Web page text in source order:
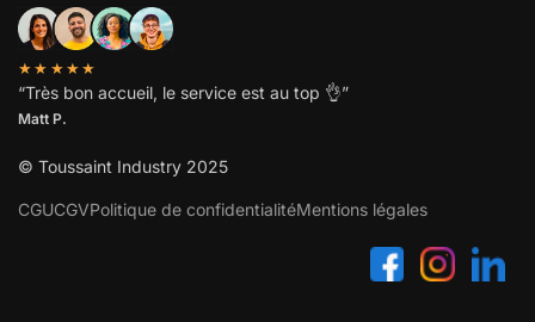
★★★★★
“Très bon accueil, le service est au top 👌”
Matt P.
© Toussaint Industry 2025
CGUCGVPolitique de confidentialitéMentions légales